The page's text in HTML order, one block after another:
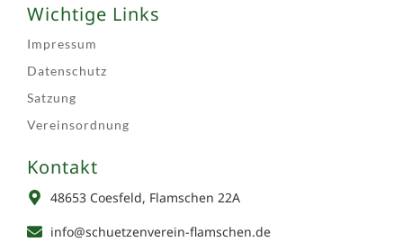
Wichtige Links
Impressum
Datenschutz
Satzung
Vereinsordnung
Kontakt
48653 Coesfeld, Flamschen 22A
info@schuetzenverein-flamschen.de